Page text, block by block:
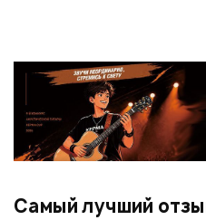
Самый лучший